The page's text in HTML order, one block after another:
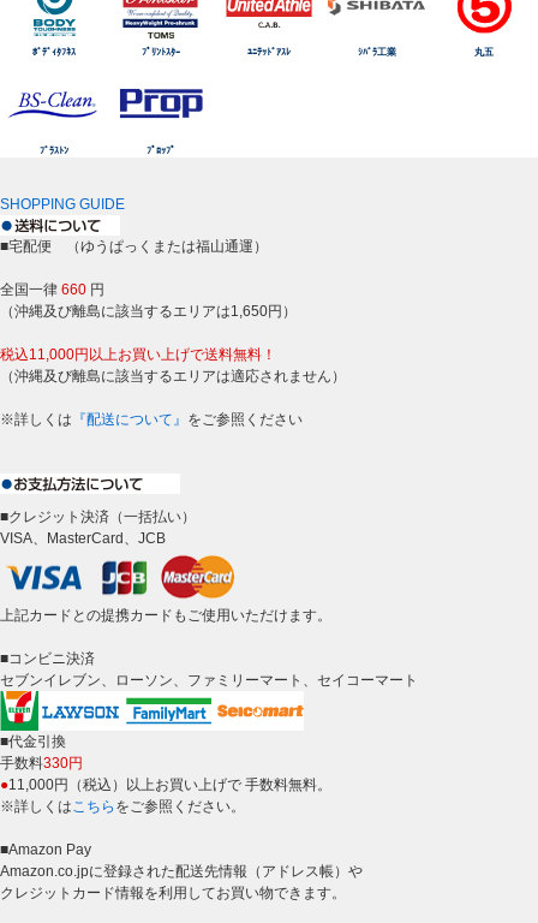
ﾎﾞﾃﾞｨﾀﾌﾈｽ ﾌﾟﾘﾝﾄｽﾀｰ ﾕﾆﾃｯﾄﾞｱｽﾚ ｼﾊﾞﾗ工業 丸五
ﾌﾞﾗｽﾄﾝ ﾌﾟﾛｯﾌﾟ
SHOPPING GUIDE
■宅配便 （ゆうぱっくまたは福山通運）
全国一律 660 円
（沖縄及び離島に該当するエリアは1,650円）
税込11,000円以上お買い上げで送料無料！
（沖縄及び離島に該当するエリアは適応されません）
※詳しくは 『配送について』 をご参照ください
■クレジット決済（一括払い）
VISA、MasterCard、JCB
上記カードとの提携カードもご使用いただけます。
■コンビニ決済
セブンイレブン、ローソン、ファミリーマート、セイコーマート
■代金引換
手数料330円
●11,000円（税込）以上お買い上げで 手数料無料。
※詳しくはこちら をご参照ください。
■Amazon Pay
Amazon.co.jpに登録された配送先情報（アドレス帳）や
クレジットカード情報を利用してお買い物できます。